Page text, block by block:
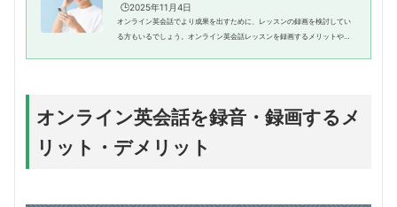
🕒️2025年11月4日
オンライン英会話でより成果を出すために、レッスンの録画を検討してい
る方もいるでしょう。オンライン英会話レッスンを録画するメリットや録
オンライン英会話を録音・録画するメ
リット・デメリット